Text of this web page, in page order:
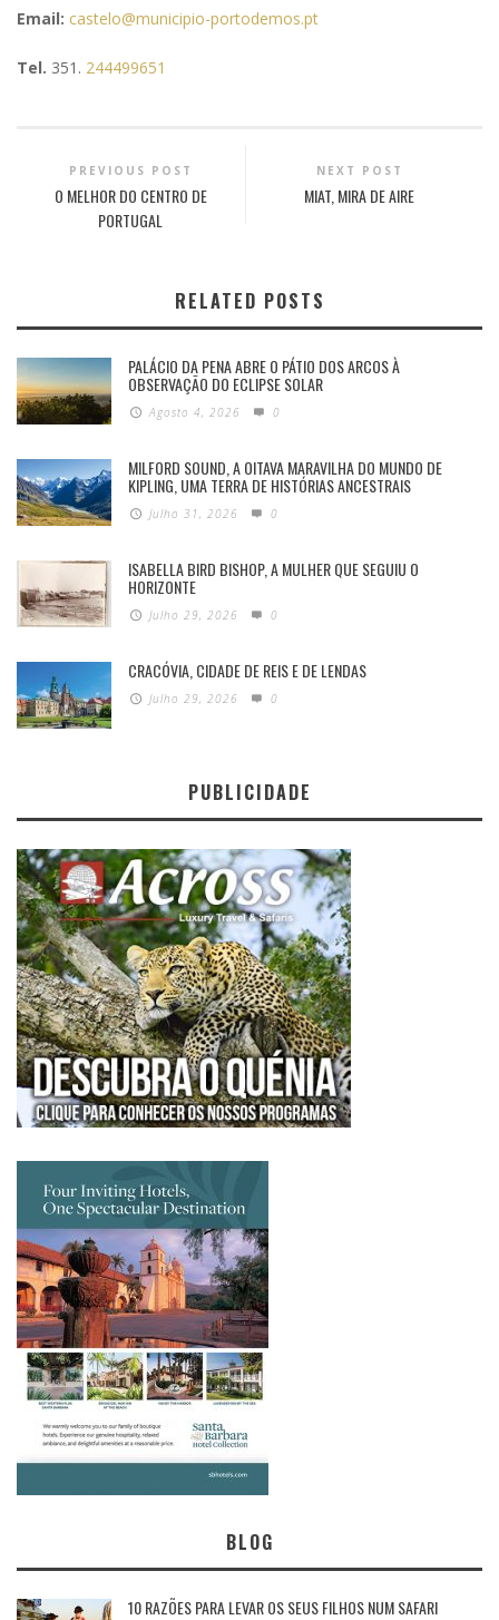
Email: castelo@municipio-portodemos.pt
Tel. 351. 244499651
PREVIOUS POST
O MELHOR DO CENTRO DE
PORTUGAL
NEXT POST
MIAT, MIRA DE AIRE
RELATED POSTS
PALÁCIO DA PENA ABRE O PÁTIO DOS ARCOS À
OBSERVAÇÃO DO ECLIPSE SOLAR
Agosto 4, 2026 0
MILFORD SOUND, A OITAVA MARAVILHA DO MUNDO DE
KIPLING, UMA TERRA DE HISTÓRIAS ANCESTRAIS
Julho 31, 2026 0
ISABELLA BIRD BISHOP, A MULHER QUE SEGUIU O
HORIZONTE
Julho 29, 2026 0
CRACÓVIA, CIDADE DE REIS E DE LENDAS
Julho 29, 2026 0
PUBLICIDADE
BLOG
10 RAZÕES PARA LEVAR OS SEUS FILHOS NUM SAFARI